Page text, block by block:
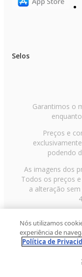
Selos
Garantimos o
Preços e
podendo
As imagens dos
Todos os preços
a alteração sem
Paulo/SP, CEP
2013 Fast
Nós utilizamos
experiência de
Política de